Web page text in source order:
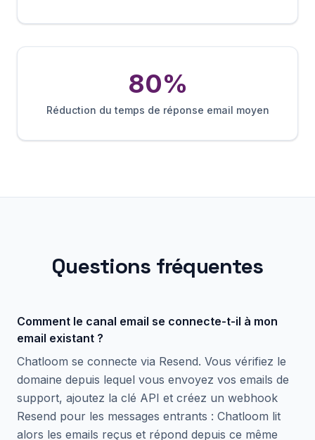
80%
Réduction du temps de réponse email moyen
Questions fréquentes
Comment le canal email se connecte-t-il à mon
email existant ?
Chatloom se connecte via Resend. Vous vérifiez le
domaine depuis lequel vous envoyez vos emails de
support, ajoutez la clé API et créez un webhook
Resend pour les messages entrants : Chatloom lit
alors les emails reçus et répond depuis ce même